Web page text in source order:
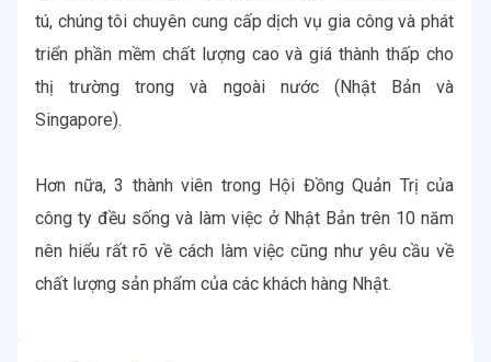
tú, chúng tôi chuyên cung cấp dịch vụ gia công và phát
triển phần mềm chất lượng cao và giá thành thấp cho
thị trường trong và ngoài nước (Nhật Bản và
Singapore).
Hơn nữa, 3 thành viên trong Hội Đồng Quản Trị của
công ty đều sống và làm việc ở Nhật Bản trên 10 năm
nên hiểu rất rõ về cách làm việc cũng như yêu cầu về
chất lượng sản phẩm của các khách hàng Nhật.